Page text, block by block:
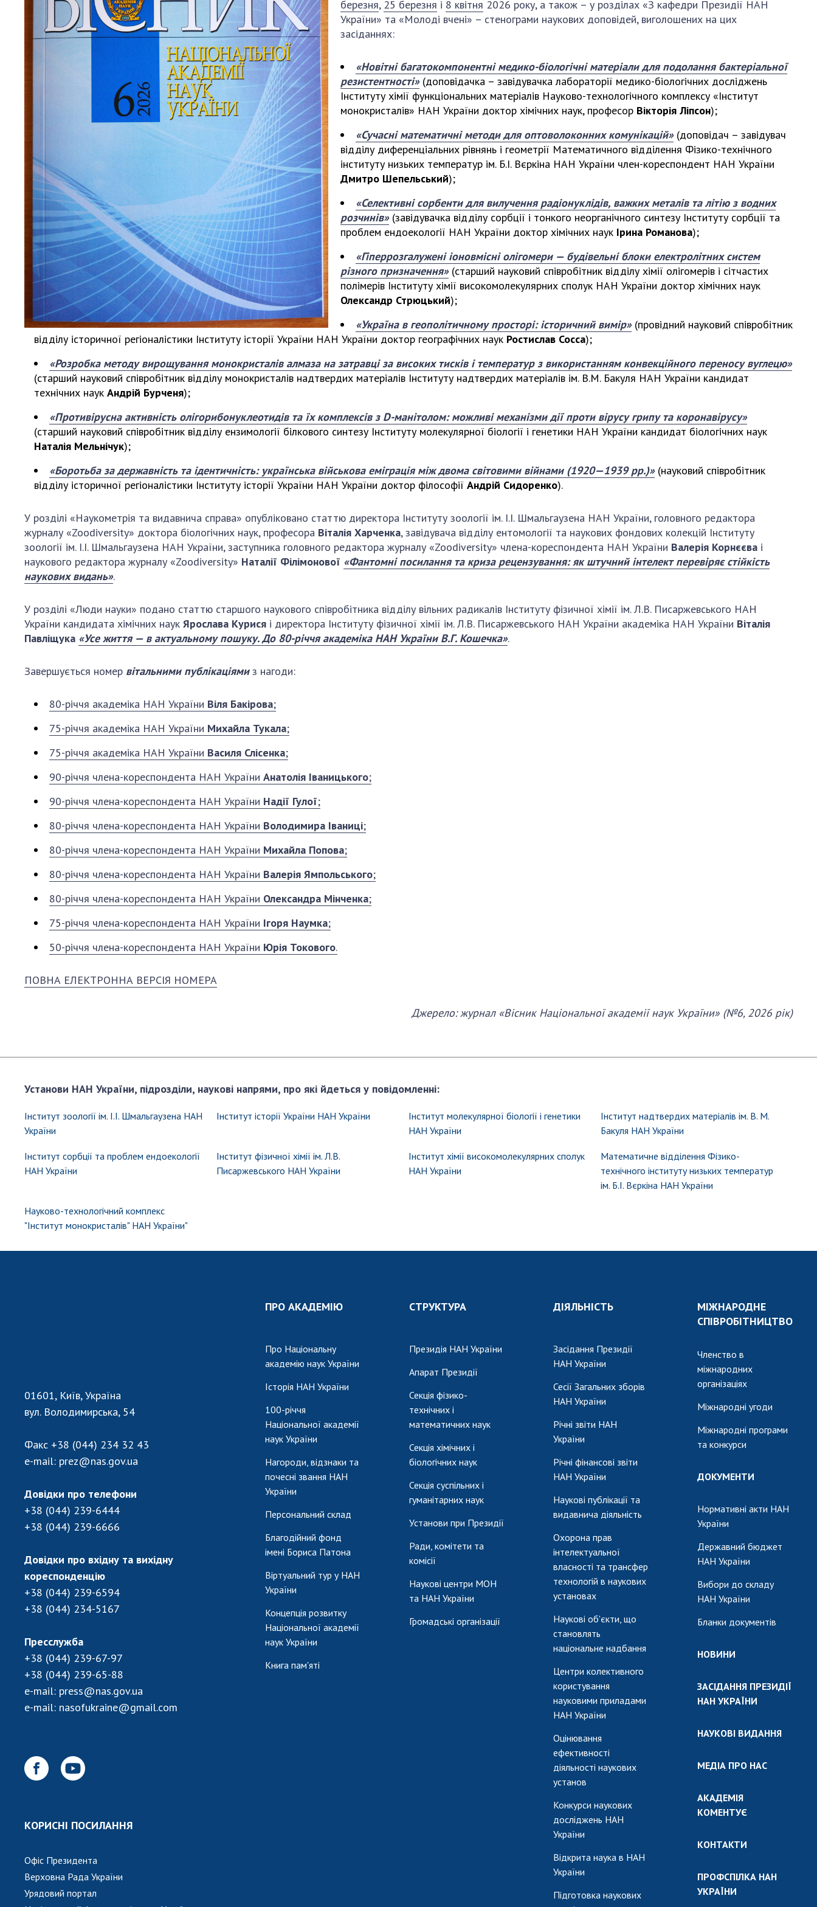
Персональний склад
Благодійний фонд
імені Бориса Патона
Віртуальний тур у
НАН України
Концепція розвитку
Національної
академії наук
України
Книга пам'яті
наук
Установи при
Ради, комітети
та комісії
Наукові центри
МОН та НАН
Громадські
організації
Наукові об'єкти, що становлять
національне надбання
приладами НАН України
Оцінювання ефективності
діяльності наукових установ
Конкурси наукових досліджень
Відкрита наука в НАН України
Підготовка наукових кадрів
НАН України
Державний
Вибори до складу
НАН України
Бланки документів
НОВИНИ
ЗАСІДАННЯ
ПРЕЗИДІЇ НАН
НАУКОВІ
ВИДАННЯ
АКАДЕМІЯ
КОМЕНТУЄ
КАБІНЕТ
березня, 25 березня і 8 квітня 2026 року, а також – у розділах «З кафедри Президії НАН
України» та «Молоді вчені» – стенограми наукових доповідей, виголошених на цих
засіданнях:
«Новітні багатокомпонентні медико-біологічні матеріали для подолання бактеріальної
резистентності» (доповідачка – завідувачка лабораторії медико-біологічних досліджень
Інституту хімії функціональних матеріалів Науково-технологічного комплексу «Інститут
монокристалів» НАН України доктор хімічних наук, професор Вікторія Ліпсон);
«Сучасні математичні методи для оптоволоконних комунікацій»(доповідач – завідувач
відділу диференціальних рівнянь і геометрії Математичного відділення Фізико-технічного
інституту низьких температур ім. Б.І. Вєркіна НАН України член-кореспондент НАН України
Дмитро Шепельський);
«Селективні сорбенти для вилучення радіонуклідів, важких металів та літію з водних
розчинів»(завідувачка відділу сорбції і тонкого неорганічного синтезу Інституту сорбції та
проблем ендоекології НАН України доктор хімічних наук Ірина Романова);
«Гіперрозгалужені іоновмісні олігомери — будівельні блоки електролітних систем
різного призначення»(старший науковий співробітник відділу хімії олігомерів і сітчастих
полімерів Інституту хімії високомолекулярних сполук НАН України доктор хімічних наук
Олександр Стрюцький);
«Україна в геополітичному просторі: історичний вимір»(провідний науковий співробітник
відділу історичної регіоналістики Інституту історії України НАН України доктор географічних наук Ростислав Сосса);
«Розробка методу вирощування монокристалів алмаза на затравці за високих тисків і температур з використанням конвекційного переносу вуглецю»
(старший науковий співробітник відділу монокристалів надтвердих матеріалів Інституту надтвердих матеріалів ім. В.М. Бакуля НАН України кандидат
технічних наук Андрій Бурченя);
«Противірусна активність олігорибонуклеотидів та їх комплексів з D-манітолом: можливі механізми дії проти вірусу грипу та коронавірусу»
(старший науковий співробітник відділу ензимології білкового синтезу Інституту молекулярної біології і генетики НАН України кандидат біологічних наук
Наталія Мельнічук);
«Боротьба за державність та ідентичність: українська військова еміграція між двома світовими війнами (1920—1939 рр.)»(науковий співробітник
відділу історичної регіоналістики Інституту історії України НАН України доктор філософії Андрій Сидоренко).
У розділі «Наукометрія та видавнича справа» опубліковано статтю директора Інституту зоології ім. І.І. Шмальгаузена НАН України, головного редактора
журналу «Zoodiversity» доктора біологічних наук, професора Віталія Харченка, завідувача відділу ентомології та наукових фондових колекцій Інституту
зоології ім. І.І. Шмальгаузена НАН України, заступника головного редактора журналу «Zoodiversity» члена-кореспондента НАН України Валерія Корнєєва і
наукового редактора журналу «Zoodiversity» Наталії Філімонової «Фантомні посилання та криза рецензування: як штучний інтелект перевіряє стійкість
наукових видань».
У розділі «Люди науки» подано статтю старшого наукового співробітника відділу вільних радикалів Інституту фізичної хімії ім. Л.В. Писаржевського НАН
України кандидата хімічних наук Ярослава Курися і директора Інституту фізичної хімії ім. Л.В. Писаржевського НАН України академіка НАН України Віталія
Павліщука «Усе життя — в актуальному пошуку. До 80-річчя академіка НАН України В.Г. Кошечка».
Завершується номер вітальними публікаціямиз нагоди:
80-річчя академіка НАН України Віля Бакірова;
75-річчя академіка НАН України Михайла Тукала;
75-річчя академіка НАН України Василя Слісенка;
90-річчя члена-кореспондента НАН України Анатолія Іваницького;
90-річчя члена-кореспондента НАН України Надії Гулої;
80-річчя члена-кореспондента НАН України Володимира Іваниці;
80-річчя члена-кореспондента НАН України Михайла Попова;
80-річчя члена-кореспондента НАН України Валерія Ямпольського;
80-річчя члена-кореспондента НАН України Олександра Мінченка;
75-річчя члена-кореспондента НАН України Ігоря Наумка;
50-річчя члена-кореспондента НАН України Юрія Токового.
ПОВНА ЕЛЕКТРОННА ВЕРСІЯ НОМЕРА
Джерело: журнал «Вісник Національної академії наук України» (№6, 2026 рік)
Установи НАН України, підрозділи, наукові напрями, про які йдеться у повідомленні:
Інститут зоології ім. І.І. Шмальгаузена НАН
України
Інститут історії України НАН України
Інститут молекулярної біології і генетики
НАН України
Інститут надтвердих матеріалів ім. В. М.
Бакуля НАН України
Інститут сорбції та проблем ендоекології
НАН України
Інститут фізичної хімії ім. Л.В.
Писаржевського НАН України
Інститут хімії високомолекулярних сполук
НАН України
Математичне відділення Фізико-
технічного інституту низьких температур
ім. Б.І. Вєркіна НАН України
Науково-технологічний комплекс
"Інститут монокристалів" НАН України"
01601, Київ, Україна
вул. Володимирська, 54
Факс +38 (044) 234 32 43
e-mail: prez@nas.gov.ua
Довідки про телефони
+38 (044) 239-6444
+38 (044) 239-6666
Довідки про вхідну та вихідну
кореспонденцію
+38 (044) 239-6594
+38 (044) 234-5167
Пресслужба
+38 (044) 239-67-97
+38 (044) 239-65-88
e-mail: press@nas.gov.ua
e-mail: nasofukraine@gmail.com
КОРИСНІ ПОСИЛАННЯ
Офіс Президента
Верховна Рада України
Урядовий портал
ПРО АКАДЕМІЮ
Про Національну
академію наук України
Історія НАН України
100-річчя
Національної академії
наук України
Нагороди, відзнаки та
почесні звання НАН
України
Персональний склад
Благодійний фонд
імені Бориса Патона
Віртуальний тур у НАН
України
Концепція розвитку
Національної академії
наук України
Книга пам'яті
СТРУКТУРА
Президія НАН України
Апарат Президії
Секція фізико-
технічних і
математичних наук
Секція хімічних і
біологічних наук
Секція суспільних і
гуманітарних наук
Установи при Президії
Ради, комітети та
комісії
Наукові центри МОН
та НАН України
Громадські організації
ДІЯЛЬНІСТЬ
Засідання Президії
НАН України
Сесії Загальних зборів
НАН України
Річні звіти НАН
України
Річні фінансові звіти
НАН України
Наукові публікації та
видавнича діяльність
Охорона прав
інтелектуальної
власності та трансфер
технологій в наукових
установах
Наукові об'єкти, що
становлять
національне надбання
Центри колективного
користування
науковими приладами
НАН України
Оцінювання
ефективності
діяльності наукових
установ
Конкурси наукових
досліджень НАН
України
Відкрита наука в НАН
України
Підготовка наукових
МІЖНАРОДНЕ
СПІВРОБІТНИЦТВО
Членство в
міжнародних
організаціях
Міжнародні угоди
Міжнародні програми
та конкурси
ДОКУМЕНТИ
Нормативні акти НАН
України
Державний бюджет
НАН України
Вибори до складу
НАН України
Бланки документів
НОВИНИ
ЗАСІДАННЯ ПРЕЗИДІЇ
НАН УКРАЇНИ
НАУКОВІ ВИДАННЯ
МЕДІА ПРО НАС
АКАДЕМІЯ
КОМЕНТУЄ
КОНТАКТИ
ПРОФСПІЛКА НАН
УКРАЇНИ